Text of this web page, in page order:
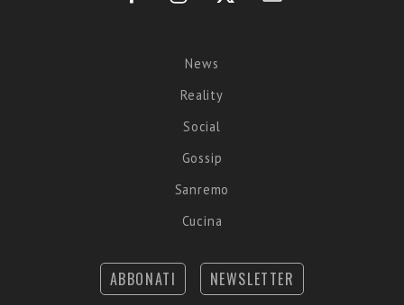
News
Reality
Social
Gossip
Sanremo
Cucina
ABBONATI NEWSLETTER